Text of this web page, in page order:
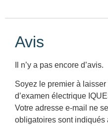
Avis
Il n’y a pas encore d’avis.
Soyez le premier à laisser
d’examen électrique
Votre adresse e-mail ne
obligatoires sont indiqués